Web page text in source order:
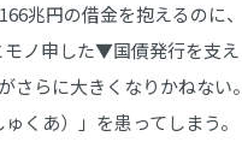
兆円の借金を抱えるのに、
モノ申した▼国債発行を支え
らに大きくなりかねない。
くあ）」を患ってしまう。